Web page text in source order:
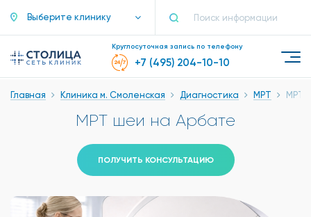
Выберите клинику
Круглосуточная запись по телефону
+7 (495) 204-10-10
Главная Клиника м. Смоленская Диагностика МРТ МРТ
МРТ шеи на Арбате
ПОЛУЧИТЬ КОНСУЛЬТАЦИЮ